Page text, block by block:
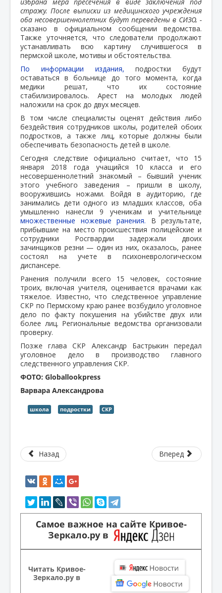
стражу. После выписки из медицинского учреждения
оба несовершеннолетних будут переведены в СИЗО, -
сказано в официальном сообщении ведомства.
Также уточняется, что следователи продолжают
устанавливать всю картину случившегося в
пермской школе, мотивы и обстоятельства.
По информации издания,подростки будут
оставаться в больнице до того момента, когда
медики решат, что их состояние
стабилизировалось. Арест на молодых людей
наложили на срок до двух месяцев.
В том числе специалисты оценят действия либо
бездействия сотрудников школы, родителей обоих
подростков, а также лиц, которые должны были
обеспечивать безопасность детей в школе.
Сегодня следствие официально считает, что 15
января 2018 года учащийся 10 класса и его
несовершеннолетний знакомый – бывший ученик
этого учебного заведения – пришли в школу,
вооружившись ножами. Войдя в аудиторию, где
занимались дети одного из младших классов, оба
умышленно нанесли 9 ученикам и учительнице
множественные ножевые ранения. В результате,
прибывшие на место происшествия полицейские и
сотрудники Росгвардии задержали двоих
зачинщиков резни — один из них, оказалось, ранее
состоял на учете в психоневрологическом
диспансере.
Ранения получили всего 15 человек, состояние
троих, включая учителя, оценивается врачами как
тяжелое. Известно, что следственное управление
СКР по Пермскому краю ранее возбудило уголовное
дело по факту покушения на убийстве двух или
более лиц. Региональные ведомства организовали
проверку.
Позже глава СКР Александр Бастрыкин передал
уголовное дело в производство главного
следственного управления СКР.
ФОТО: Globallookpress
Варвара Александрова
школа подростки СКР
Назад Вперед
Самое важное на сайте Кривое-
Зеркало.ру в
Читать Кривое-
Зеркало.ру в